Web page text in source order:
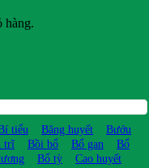
hàng.
tiểu Băng huyết
Bướu
trĩ Bồi bổ Bổ gan
Bổ
Bổ tỳ
Cao huyết